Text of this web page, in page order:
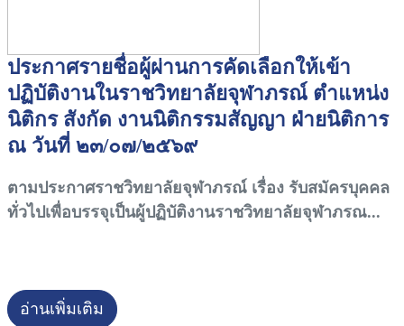
ประกาศรายชื่อผู้ผ่านการคัดเลือกให้เข้า
ปฏิบัติงานในราชวิทยาลัยจุฬาภรณ์ ตำแหน่ง
นิติกร สังกัด งานนิติกรรมสัญญา ฝ่ายนิติการ
ณ วันที่ ๒๓/๐๗/๒๕๖๙
ตามประกาศราชวิทยาลัยจุฬาภรณ์ เรื่อง รับสมัครบุคคล
ทั่วไปเพื่อบรรจุเป็นผู้ปฏิบัติงานราชวิทยาลัยจุฬาภรณ...
อ่านเพิ่มเติม